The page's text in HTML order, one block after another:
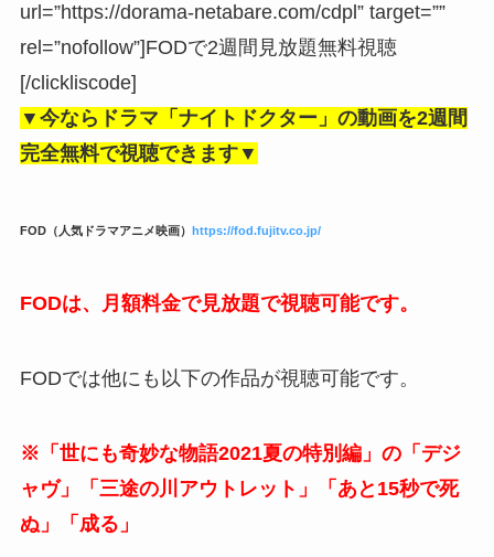
url=”https://dorama-netabare.com/cdpl” target=””
rel=”nofollow”]FODで2週間見放題無料視聴
[/clickliscode]
▼今ならドラマ「ナイトドクター」の動画を2週間
完全無料で視聴できます▼
FOD（人気ドラマアニメ映画） https://fod.fujitv.co.jp/
FODは、月額料金で見放題で視聴可能です。
FODでは他にも以下の作品が視聴可能です。
※「世にも奇妙な物語2021夏の特別編」の「デジ
ャヴ」「三途の川アウトレット」「あと15秒で死
ぬ」「成る」